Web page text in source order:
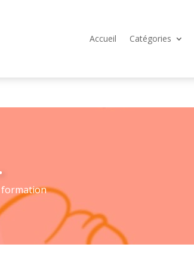
Accueil Catégories
formation